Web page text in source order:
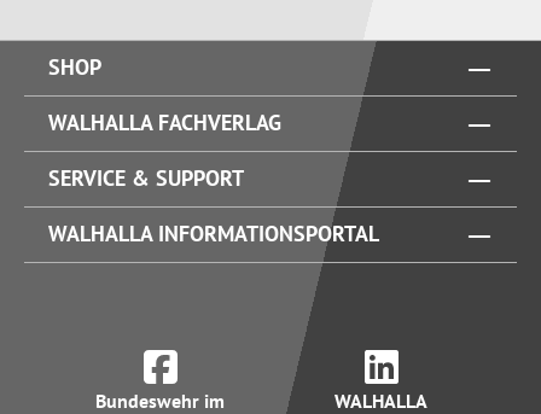
SHOP
WALHALLA FACHVERLAG
SERVICE & SUPPORT
WALHALLA INFORMATIONSPORTAL
Bundeswehr im WALHALLA